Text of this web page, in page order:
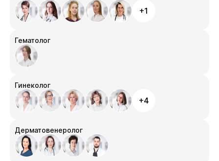
+1
Гематолог
Гинеколог
+4
Дерматовенеролог